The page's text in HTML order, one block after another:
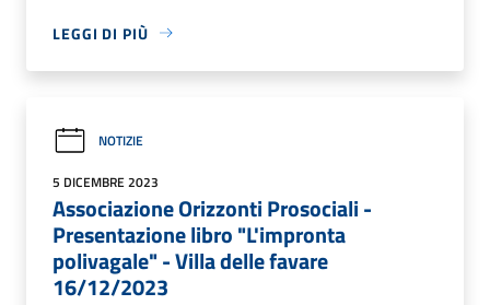
LEGGI DI PIÙ
NOTIZIE
5 DICEMBRE 2023
Associazione Orizzonti Prosociali -
Presentazione libro "L'impronta
polivagale" - Villa delle favare
16/12/2023